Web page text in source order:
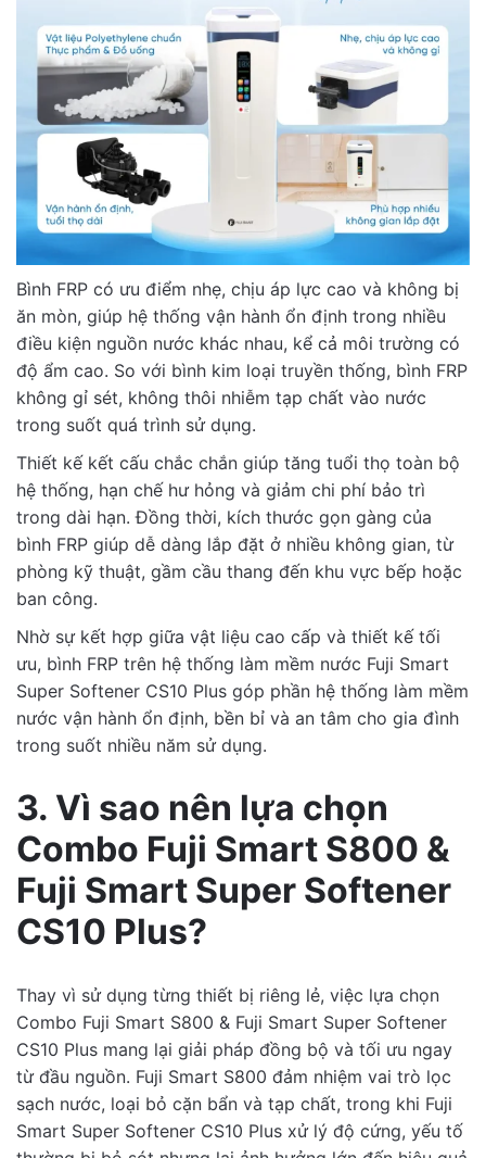
Bình FRP có ưu điểm nhẹ, chịu áp lực cao và không bị
ăn mòn, giúp hệ thống vận hành ổn định trong nhiều
điều kiện nguồn nước khác nhau, kể cả môi trường có
độ ẩm cao. So với bình kim loại truyền thống, bình FRP
không gỉ sét, không thôi nhiễm tạp chất vào nước
trong suốt quá trình sử dụng.
Thiết kế kết cấu chắc chắn giúp tăng tuổi thọ toàn bộ
hệ thống, hạn chế hư hỏng và giảm chi phí bảo trì
trong dài hạn. Đồng thời, kích thước gọn gàng của
bình FRP giúp dễ dàng lắp đặt ở nhiều không gian, từ
phòng kỹ thuật, gầm cầu thang đến khu vực bếp hoặc
ban công.
Nhờ sự kết hợp giữa vật liệu cao cấp và thiết kế tối
ưu, bình FRP trên hệ thống làm mềm nước Fuji Smart
Super Softener CS10 Plus góp phần hệ thống làm mềm
nước vận hành ổn định, bền bỉ và an tâm cho gia đình
trong suốt nhiều năm sử dụng.
3. Vì sao nên lựa chọn
Combo Fuji Smart S800 &
Fuji Smart Super Softener
CS10 Plus?
Thay vì sử dụng từng thiết bị riêng lẻ, việc lựa chọn
Combo Fuji Smart S800 & Fuji Smart Super Softener
CS10 Plus mang lại giải pháp đồng bộ và tối ưu ngay
từ đầu nguồn. Fuji Smart S800 đảm nhiệm vai trò lọc
sạch nước, loại bỏ cặn bẩn và tạp chất, trong khi Fuji
Smart Super Softener CS10 Plus xử lý độ cứng, yếu tố